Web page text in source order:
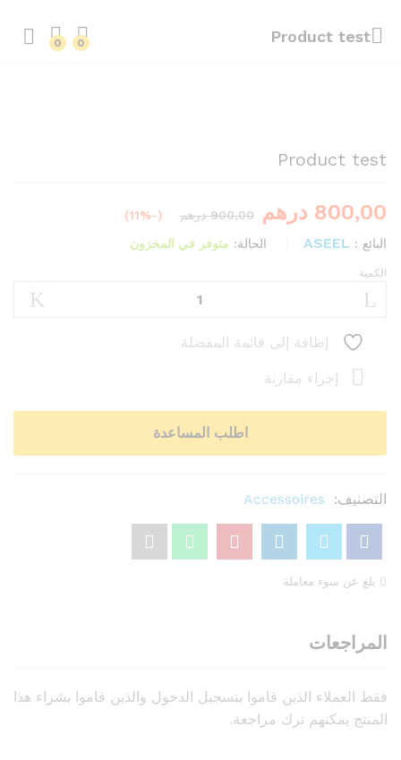
Product test
0
0
Product test
800,00 درهم 900,00 درهم
(-11%)
البائع : ASEEL الحالة: متوفر في المخزون
الكمية
إظافة إلى قائمة المفضلة
إجراء مقارنة
اطلب المساعدة
التصنيف: Accessoires
بلغ عن سوء معاملة
المراجعات
فقط العملاء الذين قاموا بتسجيل الدخول والذين قاموا بشراء هذا
المنتج يمكنهم ترك مراجعة.